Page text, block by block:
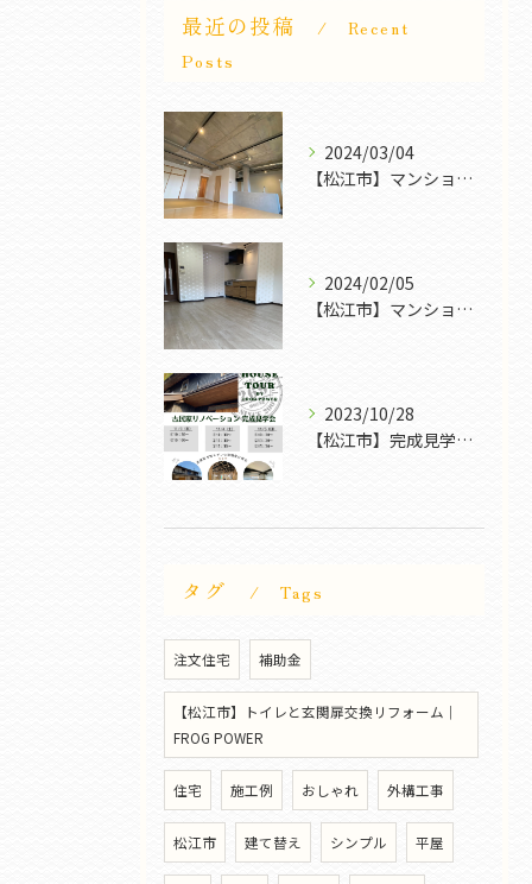
最近の投稿
Recent
Posts
2024/03/04
【松江市】マンションリフォーム｜FROG POWER
2024/02/05
【松江市】マンションリフォームも色々｜FROG POWER
2023/10/28
【松江市】完成見学会｜FROG POWER
タグ Tags
注文住宅 補助金
【松江市】トイレと玄関扉交換リフォーム｜
FROG POWER
住宅 施工例 おしゃれ 外構工事
松江市 建て替え シンプル 平屋